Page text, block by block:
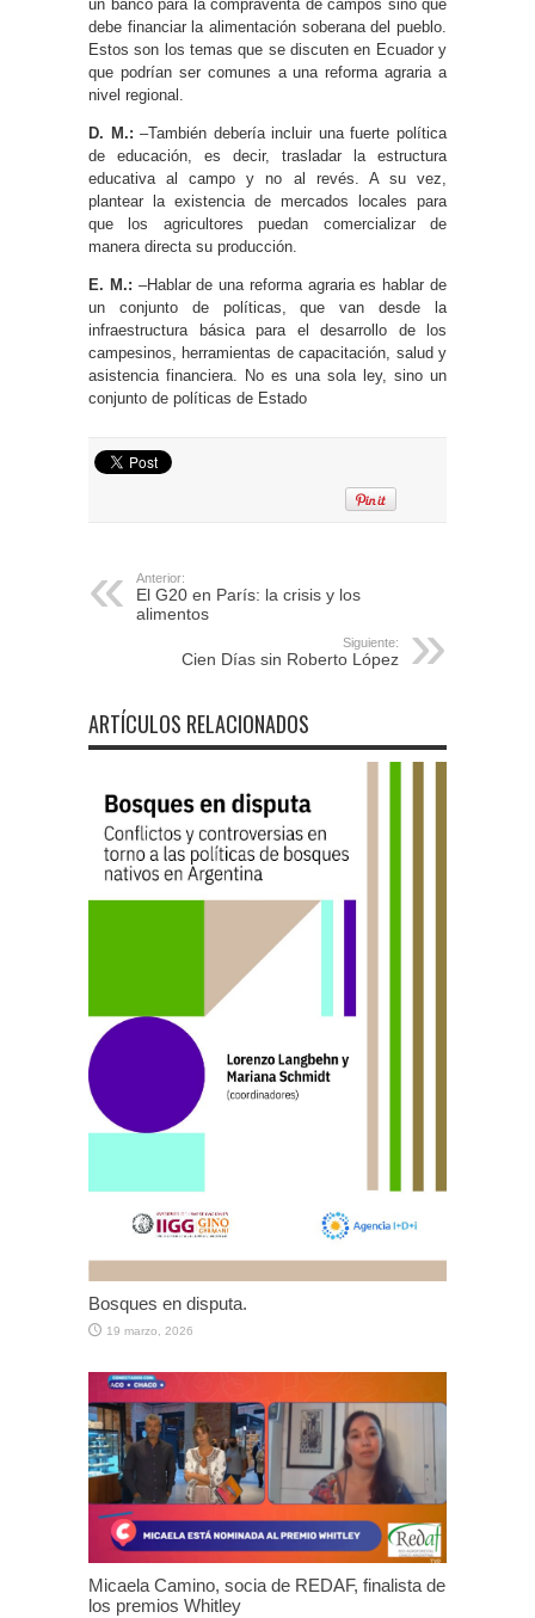
un banco para la compraventa de campos sino que
debe financiar la alimentación soberana del pueblo.
Estos son los temas que se discuten en Ecuador y
que podrían ser comunes a una reforma agraria a
nivel regional.
D. M.:–También debería incluir una fuerte política
de educación, es decir, trasladar la estructura
educativa al campo y no al revés. A su vez,
plantear la existencia de mercados locales para
que los agricultores puedan comercializar de
manera directa su producción.
E. M.: –Hablar de una reforma agraria es hablar de
un conjunto de políticas, que van desde la
infraestructura básica para el desarrollo de los
campesinos, herramientas de capacitación, salud y
asistencia financiera. No es una sola ley, sino un
conjunto de políticas de Estado
Anterior:
El G20 en París: la crisis y los
alimentos
Siguiente:
Cien Días sin Roberto López
ARTÍCULOS RELACIONADOS
Bosques en disputa.
19 marzo, 2026
Micaela Camino, socia de REDAF, finalista de
los premios Whitley